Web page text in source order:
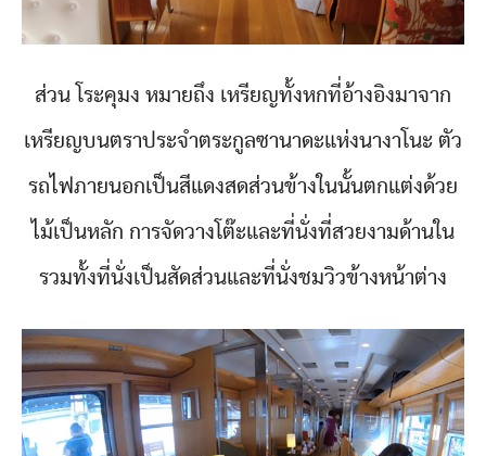
ส่วน โระคุมง หมายถึง เหรียญทั้งหกที่อ้างอิงมาจาก
เหรียญบนตราประจำตระกูลซานาดะแห่งนางาโนะ ตัว
รถไฟภายนอกเป็นสีแดงสดส่วนข้างในนั้นตกแต่งด้วย
ไม้เป็นหลัก การจัดวางโต๊ะและที่นั่งที่สวยงามด้านใน
รวมทั้งที่นั่งเป็นสัดส่วนและที่นั่งชมวิวข้างหน้าต่าง